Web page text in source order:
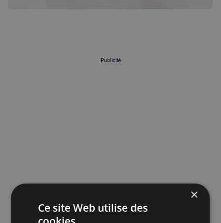
Publicité
×
Ce site Web utilise des